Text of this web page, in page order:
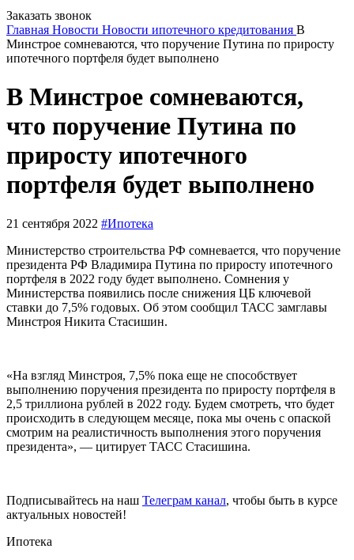
Заказать звонок
Главная Новости Новости ипотечного кредитования В
Минстрое сомневаются, что поручение Путина по приросту
ипотечного портфеля будет выполнено
В Минстрое сомневаются,
что поручение Путина по
приросту ипотечного
портфеля будет выполнено
21 сентября 2022 #Ипотека
Министерство строительства РФ сомневается, что поручение
президента РФ Владимира Путина по приросту ипотечного
портфеля в 2022 году будет выполнено. Сомнения у
Министерства появились после снижения ЦБ ключевой
ставки до 7,5% годовых. Об этом сообщил ТАСС замглавы
Минстроя Никита Стасишин.
«На взгляд Минстроя, 7,5% пока еще не способствует
выполнению поручения президента по приросту портфеля в
2,5 триллиона рублей в 2022 году. Будем смотреть, что будет
происходить в следующем месяце, пока мы очень с опаской
смотрим на реалистичность выполнения этого поручения
президента», — цитирует ТАСС Стасишина.
Подписывайтесь на наш Телеграм канал, чтобы быть в курсе
актуальных новостей!
Ипотека